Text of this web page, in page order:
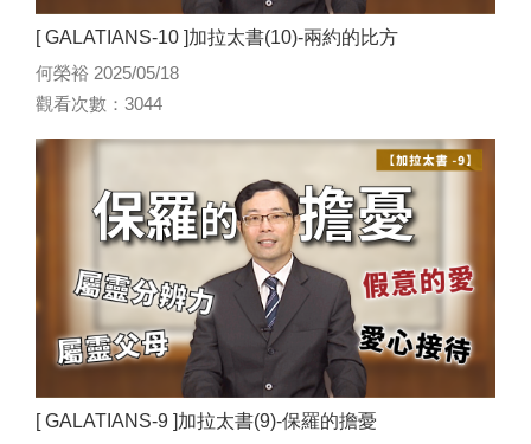
[ GALATIANS-10 ]加拉太書(10)-兩約的比方
何榮裕 2025/05/18
觀看次數：3044
[ GALATIANS-9 ]加拉太書(9)-保羅的擔憂